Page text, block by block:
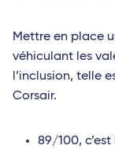
Mettre en place
véhiculant les
l’inclusion, telle
Corsair.
89/100,